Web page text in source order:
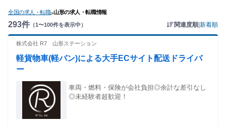
全国の求人・転職>山形の求人・転職情報
293件 （1〜100件を表示中） 関連度順 新着順
株式会社 R7 山形ステーション
軽貨物車(軽バン)による大手ECサイト配送ドライバ
ー
車両・燃料・保険が会社負担◎余計な差引なし
◎未経験者超歓迎！